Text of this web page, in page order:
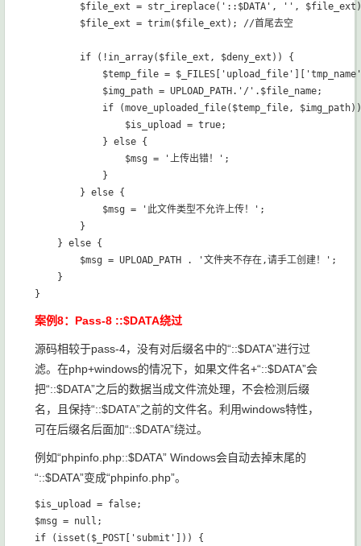
$file_ext = str_ireplace('::$DATA', '',
        $file_ext = trim($file_ext); //首尾去空
        if (!in_array($file_ext, $deny_ext)) {
$temp_file =
            $img_path = UPLOAD_PATH.'/'.$file_name;
if (move_uploaded_file($temp_file,
                $is_upload = true;
            } else {
                $msg = '上传出错！';
            }
        } else {
            $msg = '此文件类型不允许上传！';
        }
    } else {
        $msg = UPLOAD_PATH . '文件夹不存在,请手工创建！';
    }
案例8：Pass-8 ::$DATA绕过
源码相较于pass-4，没有对后缀名中的“::$DATA”进行过
滤。在php+windows的情况下，如果文件名+“::$DATA”会
把“::$DATA”之后的数据当成文件流处理，不会检测后缀
名，且保持“::$DATA”之前的文件名。利用windows特性，
可在后缀名后面加“::$DATA”绕过。
例如“phpinfo.php::$DATA” Windows会自动去掉末尾的
“::$DATA”变成“phpinfo.php”。
$is_upload = false;
$msg = null;
if (isset($_POST['submit'])) {